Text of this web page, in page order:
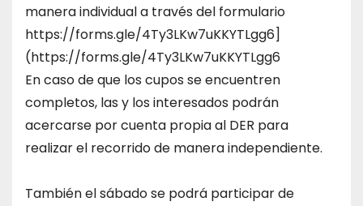
manera individual a través del formulario
https://forms.gle/4Ty3LKw7uKKYTLgg6]
(https://forms.gle/4Ty3LKw7uKKYTLgg6
En caso de que los cupos se encuentren
completos, las y los interesados podrán
acercarse por cuenta propia al DER para
realizar el recorrido de manera independiente.
También el sábado se podrá participar de